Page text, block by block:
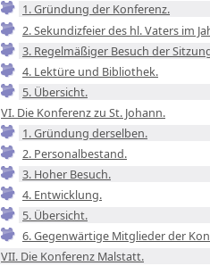
1. Gründung der Konferenz.
2. Sekundizfeier des hl. Vaters im
3. Regelmäßiger Besuch der
4. Lektüre und Bibliothek.
5. Übersicht.
VI. Die Konferenz zu St. Johann.
1. Gründung derselben.
2. Personalbestand.
3. Hoher Besuch.
4. Entwicklung.
5. Übersicht.
6. Gegenwärtige Mitglieder der
VII. Die Konferenz Malstatt.